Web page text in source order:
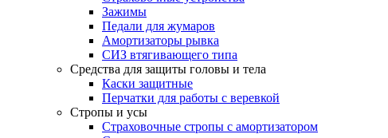
Зажимы
Педали для жумаров
Амортизаторы рывка
СИЗ втягивающего типа
Средства для защиты головы и тела
Каски защитные
Перчатки для работы с веревкой
Стропы и усы
Страховочные стропы с амортизатором